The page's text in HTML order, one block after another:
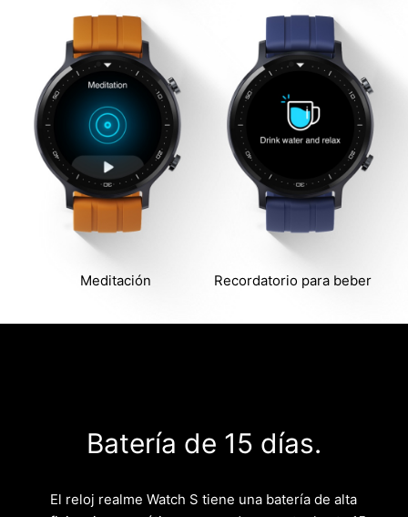
Meditación Recordatorio para beber
Batería de 15 días.
El reloj realme Watch S tiene una batería de alta